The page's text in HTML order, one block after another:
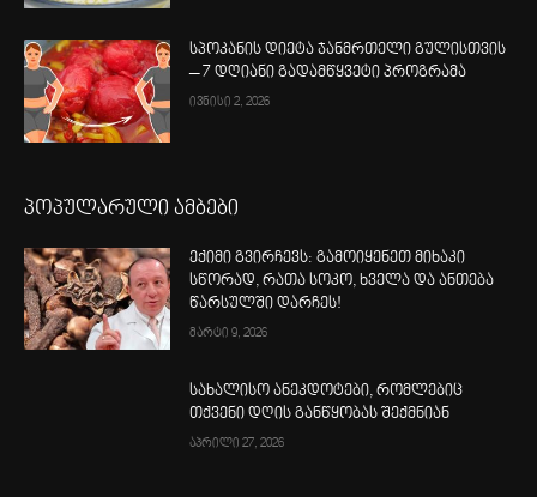
სპოკანის დიეტა ჯანმრთელი გულისთვის
– 7 დღიანი გადამწყვეტი პროგრამა
ივნისი 2, 2026
პოპულარული ამბები
ექიმი გვირჩევს: გამოიყენეთ მიხაკი
სწორად, რათა სოკო, ხველა და ანთება
წარსულში დარჩეს!
მარტი 9, 2026
სახალისო ანეკდოტები, რომლებიც
თქვენი დღის განწყობას შექმნიან
აპრილი 27, 2026